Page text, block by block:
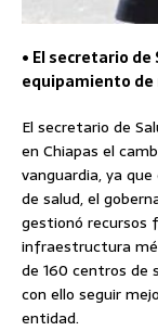
• El secretario
equipamiento de
El secretario de
en Chiapas el
vanguardia, ya
de salud, el
gestionó recursos
infraestructura
de 160 centros de
con ello seguir
entidad.